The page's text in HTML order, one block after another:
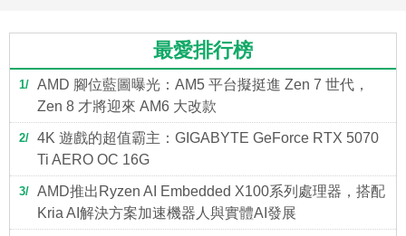
最愛排行榜
1
AMD 腳位藍圖曝光：AM5 平台擬挺進 Zen 7 世代，
Zen 8 才將迎來 AM6 大改款
2
4K 遊戲的超值霸主：GIGABYTE GeForce RTX 5070
Ti AERO OC 16G
3
AMD推出Ryzen AI Embedded X100系列處理器，搭配
Kria AI解決方案加速機器人與實體AI發展